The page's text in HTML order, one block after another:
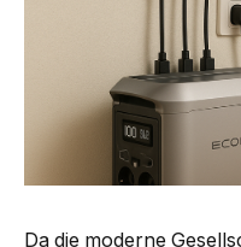
Da die moderne